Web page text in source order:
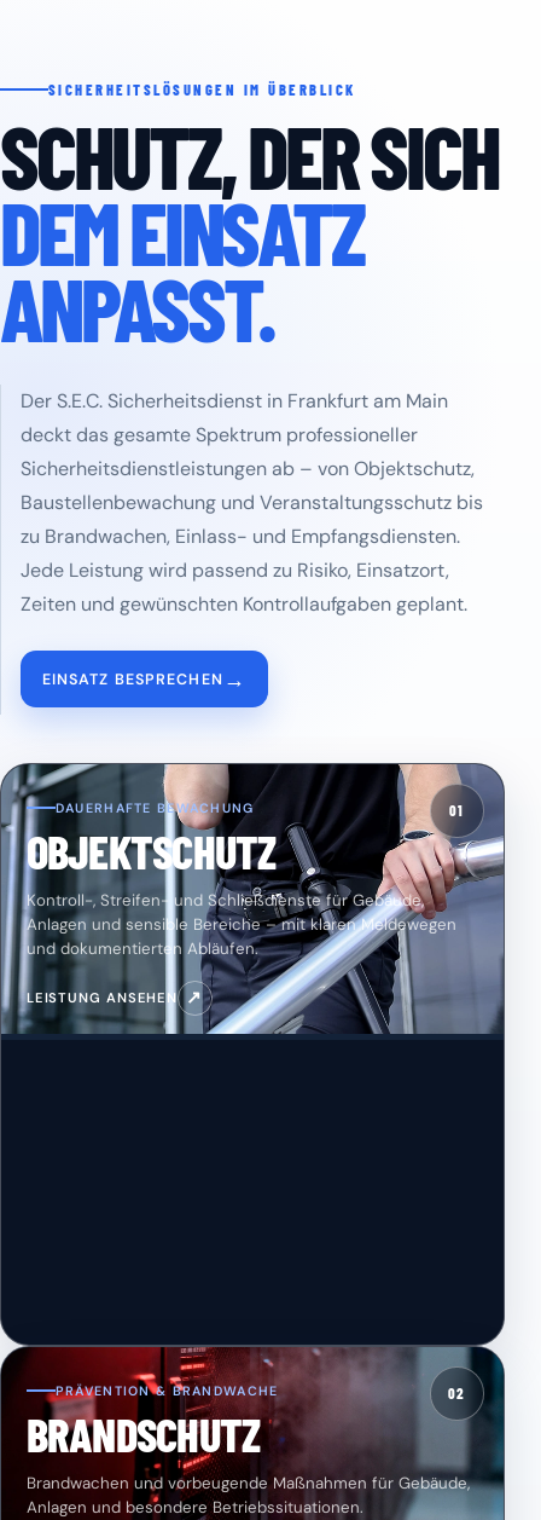
SICHERHEITSLÖSUNGEN IM ÜBERBLICK
SCHUTZ, DER SICH
DEM EINSATZ
ANPASST.
Der S.E.C. Sicherheitsdienst in Frankfurt am Main
deckt das gesamte Spektrum professioneller
Sicherheitsdienstleistungen ab – von Objektschutz,
Baustellenbewachung und Veranstaltungsschutz bis
zu Brandwachen, Einlass- und Empfangsdiensten.
Jede Leistung wird passend zu Risiko, Einsatzort,
Zeiten und gewünschten Kontrollaufgaben geplant.
EINSATZ BESPRECHEN →
01
DAUERHAFTE BEWACHUNG
OBJEKTSCHUTZ
Kontroll-, Streifen- und Schließdienste für Gebäude,
Anlagen und sensible Bereiche – mit klaren Meldewegen
und dokumentierten Abläufen.
LEISTUNG ANSEHEN ↗
02
PRÄVENTION & BRANDWACHE
BRANDSCHUTZ
Brandwachen und vorbeugende Maßnahmen für Gebäude,
Anlagen und besondere Betriebssituationen.